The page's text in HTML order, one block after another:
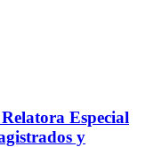
Especial
y